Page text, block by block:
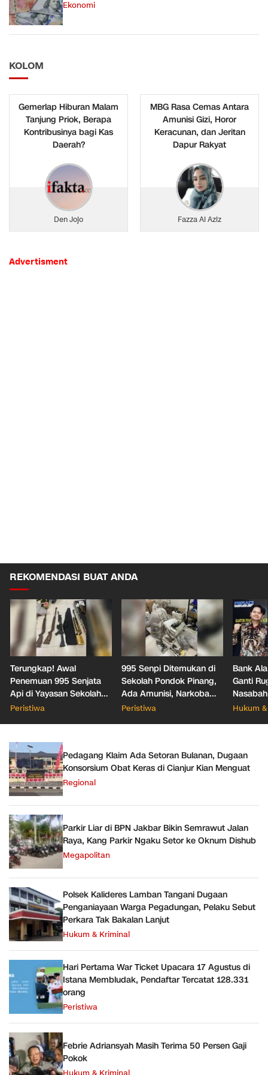
Ekonomi
KOLOM
Gemerlap Hiburan Malam
Tanjung Priok, Berapa
Kontribusinya bagi Kas
Daerah?
Den Jojo
MBG Rasa Cemas Antara
Amunisi Gizi, Horor
Keracunan, dan Jeritan
Dapur Rakyat
Fazza Al Aziz
Advertisment
REKOMENDASI BUAT ANDA
Terungkap! Awal
Penemuan 995 Senjata
Api di Yayasan Sekolah
Jaksel
Peristiwa
995 Senpi Ditemukan di
Sekolah Pondok Pinang,
Ada Amunisi, Narkoba
hingga Dugaan Bunker
Peristiwa
Bank
Ganti
Office
Hukum
Pedagang Klaim Ada Setoran Bulanan, Dugaan
Konsorsium Obat Keras di Cianjur Kian Menguat
Regional
Parkir Liar di BPN Jakbar Bikin Semrawut Jalan
Raya, Kang Parkir Ngaku Setor ke Oknum Dishub
Megapolitan
Polsek Kalideres Lamban Tangani Dugaan
Penganiayaan Warga Pegadungan, Pelaku Sebut
Perkara Tak Bakalan Lanjut
Hukum & Kriminal
Hari Pertama War Ticket Upacara 17 Agustus di
Istana Membludak, Pendaftar Tercatat 128.331
orang
Peristiwa
Febrie Adriansyah Masih Terima 50 Persen Gaji
Pokok